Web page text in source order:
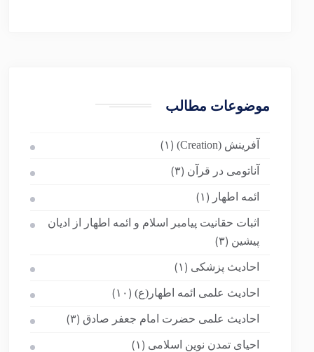
موضوعات مطالب
آفرینش (Creation) (۱)
آناتومی در قرآن (۳)
ائمه اطهار (۱)
اثبات حقانیت پیامبر اسلام و ائمه اطهار از ادیان
پیشین (۳)
احادیث پزشکی (۱)
احادیث علمی ائمه اطهار(ع) (۱۰)
احادیث علمی حضرت امام جعفر صادق (۳)
احیای تمدن نوین اسلامی (۱)